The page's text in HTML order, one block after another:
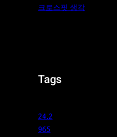
크로스핏 생각
Tags
24.2
965